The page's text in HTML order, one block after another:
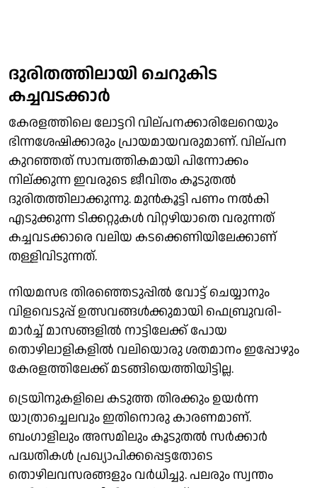
ദുരിതത്തിലായി ചെറുകിട
കച്ചവടക്കാര്‍
കേരളത്തിലെ ലോട്ടറി വില്പനക്കാരിലേറെയും
ഭിന്നശേഷിക്കാരും പ്രായമായവരുമാണ്. വില്പന
കുറഞ്ഞത് സാമ്പത്തികമായി പിന്നോക്കം
നില്ക്കുന്ന ഇവരുടെ ജീവിതം കൂടുതല്‍
ദുരിതത്തിലാക്കുന്നു. മുന്‍കൂട്ടി പണം നല്‍കി
എടുക്കുന്ന ടിക്കറ്റുകള്‍ വിറ്റഴിയാതെ വരുന്നത്
കച്ചവടക്കാരെ വലിയ കടക്കെണിയിലേക്കാണ്
തള്ളിവിടുന്നത്.
നിയമസഭ തിരഞ്ഞെടുപ്പില്‍ വോട്ട് ചെയ്യാനും
വിളവെടുപ്പ് ഉത്സവങ്ങള്‍ക്കുമായി ഫെബ്രുവരി-
മാര്‍ച്ച് മാസങ്ങളില്‍ നാട്ടിലേക്ക് പോയ
തൊഴിലാളികളില്‍ വലിയൊരു ശതമാനം ഇപ്പോഴും
കേരളത്തിലേക്ക് മടങ്ങിയെത്തിയിട്ടില്ല.
ട്രെയിനുകളിലെ കടുത്ത തിരക്കും ഉയര്‍ന്ന
യാത്രാച്ചെലവും ഇതിനൊരു കാരണമാണ്.
ബംഗാളിലും അസമിലും കൂടുതല്‍ സര്‍ക്കാര്‍
പദ്ധതികള്‍ പ്രഖ്യാപിക്കപ്പെട്ടതോടെ
തൊഴിലവസരങ്ങളും വര്‍ധിച്ചു. പലരും സ്വന്തം